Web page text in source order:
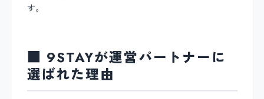
す。
■ 9STAYが運営パートナーに
選ばれた理由